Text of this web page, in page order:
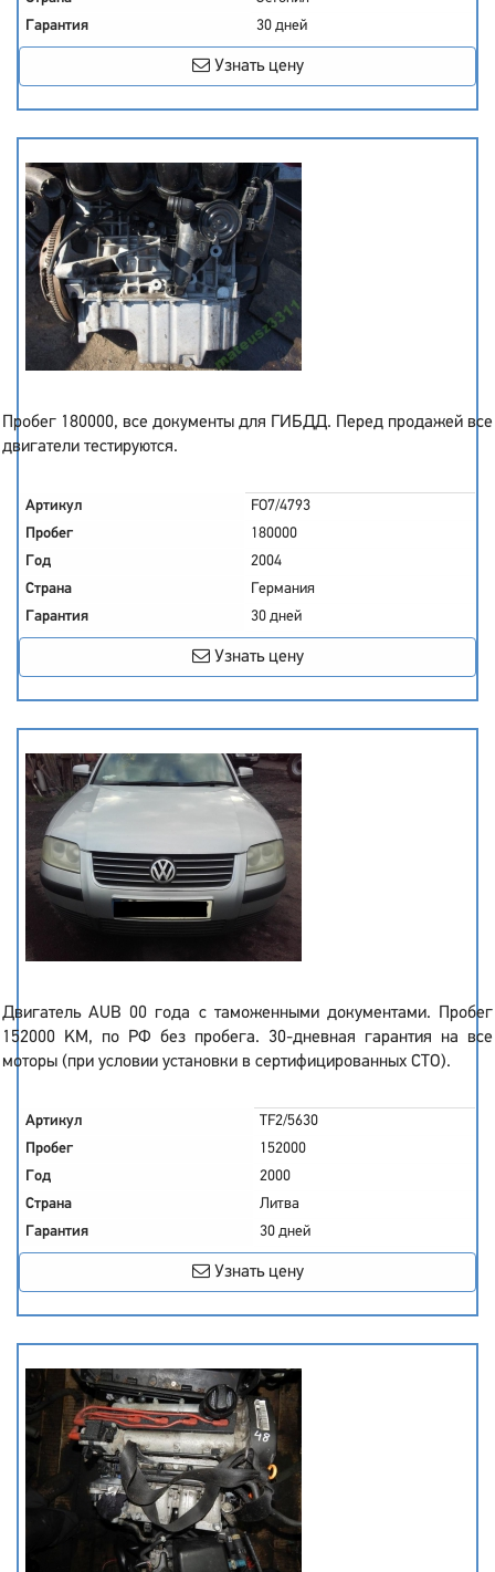
Гарантия
30 дней
Узнать цену
Пробег 180000, все документы для ГИБДД. Перед продажей все
двигатели тестируются.
Артикул
FO7/4793
Пробег
180000
Год
2004
Страна
Германия
Гарантия
30 дней
Узнать цену
Двигатель AUB 00 года с таможенными документами. Пробег
152000 KM, по РФ без пробега. 30-дневная гарантия на все
моторы (при условии установки в сертифицированных СТО).
Артикул
TF2/5630
Пробег
152000
Год
2000
Страна
Литва
Гарантия
30 дней
Узнать цену